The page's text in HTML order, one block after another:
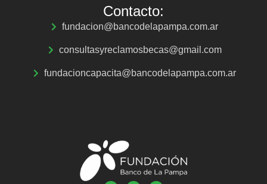
Contacto:
fundacion@bancodelapampa.com.ar
consultasyreclamosbecas@gmail.com
fundacioncapacita@bancodelapampa.com.ar